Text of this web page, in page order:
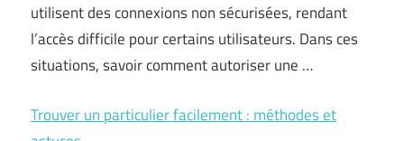
utilisent des connexions non sécurisées, rendant
l’accès difficile pour certains utilisateurs. Dans ces
situations, savoir comment autoriser une …
Trouver un particulier facilement : méthodes et